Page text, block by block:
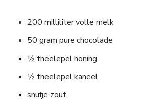
200 milliliter volle melk
50 gram pure chocolade
½ theelepel honing
½ theelepel kaneel
snufje zout